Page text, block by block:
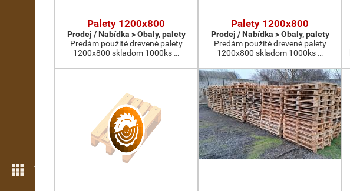
Více možností
Palety 1200x800
Prodej / Nabídka > Obaly, palety
Predám použité drevené palety
1200x800 skladom 1000ks …
Palety 1200x800
Prodej / Nabídka > Obaly, palety
Predám použité drevené palety
1200x800 skladom 1000ks …